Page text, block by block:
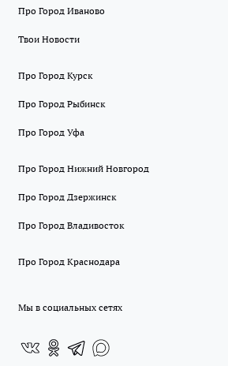
Про Город Иваново
Твои Новости
Про Город Курск
Про Город Рыбинск
Про Город Уфа
Про Город Нижний Новгород
Про Город Дзержинск
Про Город Владивосток
Про Город Краснодара
Мы в социальных сетях